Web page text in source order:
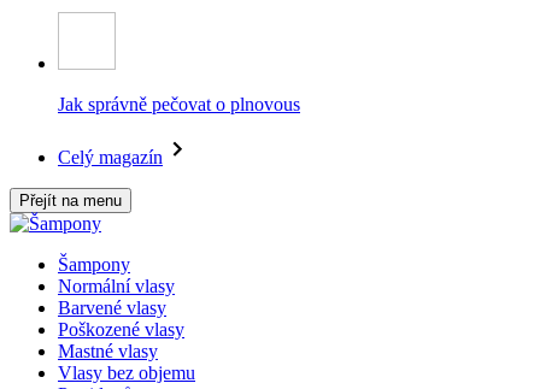
Jak správně pečovat o plnovous
Celý magazín
Přejít na menu
Šampony
Normální vlasy
Barvené vlasy
Poškozené vlasy
Mastné vlasy
Vlasy bez objemu